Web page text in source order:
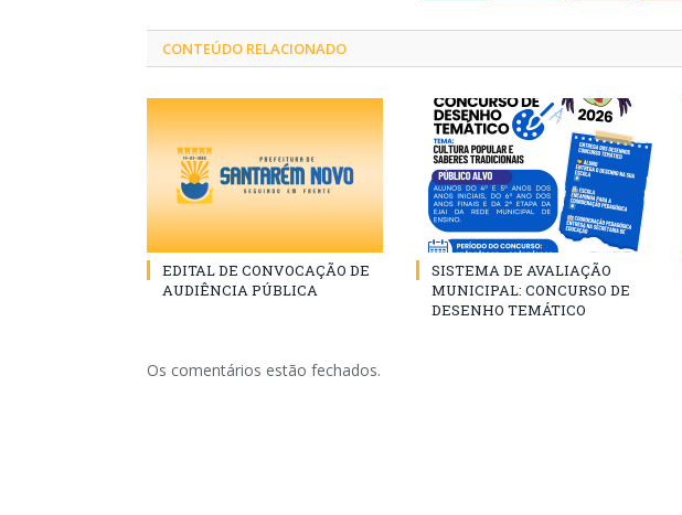
CONTEÚDO RELACIONADO
EDITAL DE CONVOCAÇÃO DE
AUDIÊNCIA PÚBLICA
SISTEMA DE AVALIAÇÃO
MUNICIPAL: CONCURSO DE
DESENHO TEMÁTICO
Os comentários estão fechados.